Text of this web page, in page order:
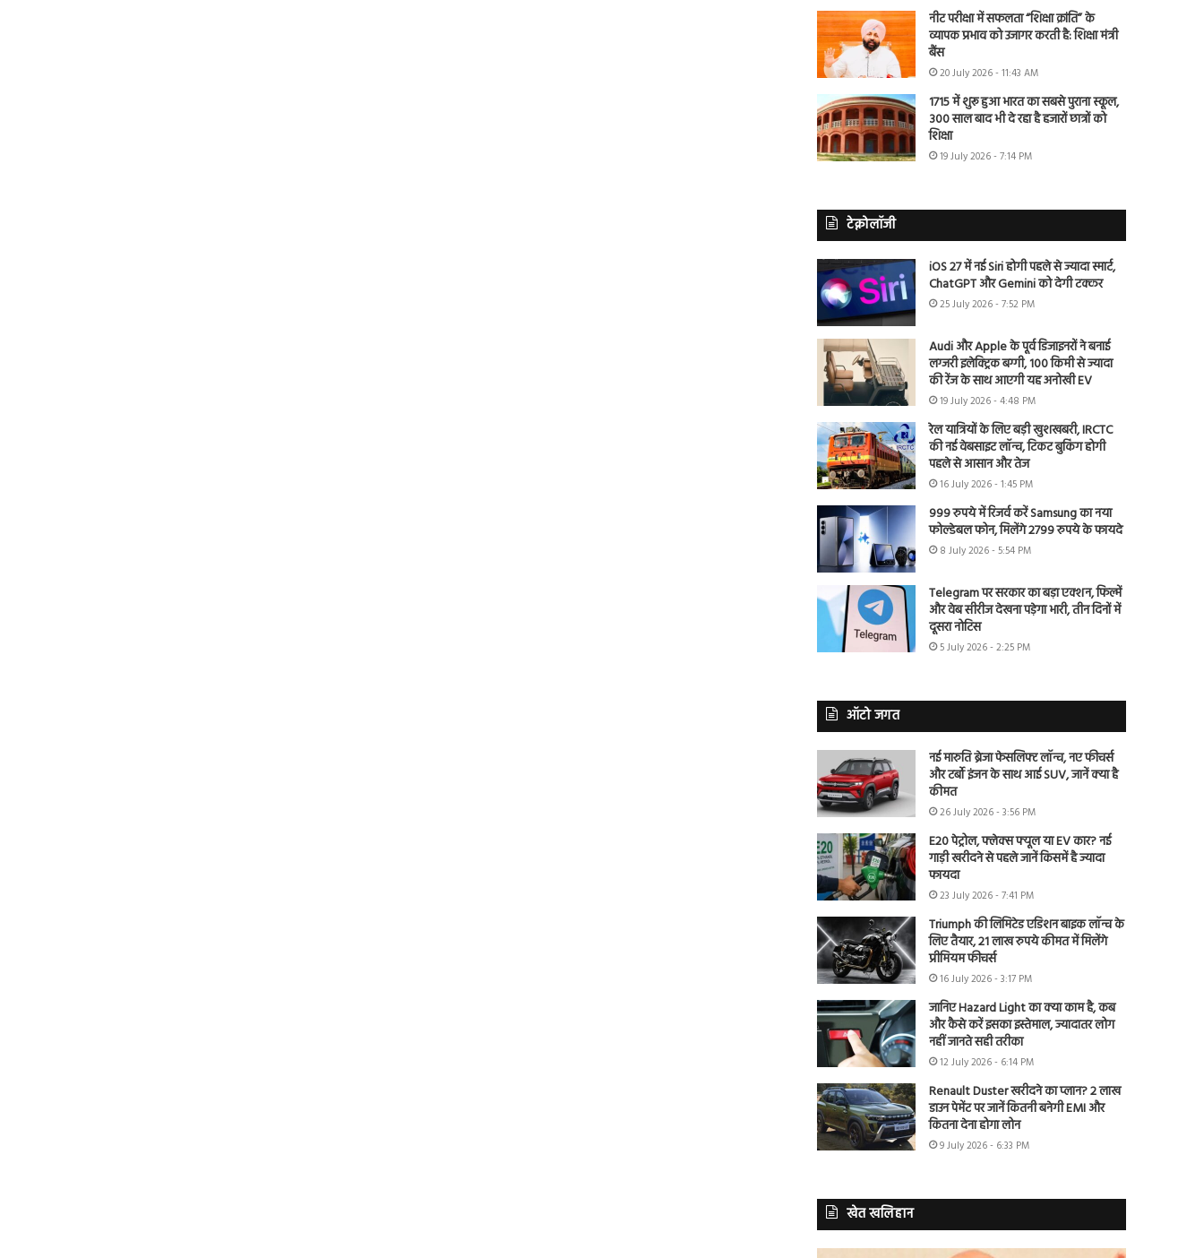
नीट परीक्षा में सफलता “शिक्षा क्रांति” के
व्यापक प्रभाव को उजागर करती है: शिक्षा मंत्री
बैंस
20 July 2026 - 11:43 AM
1715 में शुरू हुआ भारत का सबसे पुराना स्कूल,
300 साल बाद भी दे रहा है हजारों छात्रों को
शिक्षा
19 July 2026 - 7:14 PM
टेक्नोलॉजी
iOS 27 में नई Siri होगी पहले से ज्यादा स्मार्ट,
ChatGPT और Gemini को देगी टक्कर
25 July 2026 - 7:52 PM
Audi और Apple के पूर्व डिजाइनरों ने बनाई
लग्जरी इलेक्ट्रिक बग्गी, 100 किमी से ज्यादा
की रेंज के साथ आएगी यह अनोखी EV
19 July 2026 - 4:48 PM
रेल यात्रियों के लिए बड़ी खुशखबरी, IRCTC
की नई वेबसाइट लॉन्च, टिकट बुकिंग होगी
पहले से आसान और तेज
16 July 2026 - 1:45 PM
999 रुपये में रिजर्व करें Samsung का नया
फोल्डेबल फोन, मिलेंगे 2799 रुपये के फायदे
8 July 2026 - 5:54 PM
Telegram पर सरकार का बड़ा एक्शन, फिल्में
और वेब सीरीज देखना पड़ेगा भारी, तीन दिनों में
दूसरा नोटिस
5 July 2026 - 2:25 PM
ऑटो जगत
नई मारुति ब्रेजा फेसलिफ्ट लॉन्च, नए फीचर्स
और टर्बो इंजन के साथ आई SUV, जानें क्या है
कीमत
26 July 2026 - 3:56 PM
E20 पेट्रोल, फ्लेक्स फ्यूल या EV कार? नई
गाड़ी खरीदने से पहले जानें किसमें है ज्यादा
फायदा
23 July 2026 - 7:41 PM
Triumph की लिमिटेड एडिशन बाइक लॉन्च के
लिए तैयार, 21 लाख रुपये कीमत में मिलेंगे
प्रीमियम फीचर्स
16 July 2026 - 3:17 PM
जानिए Hazard Light का क्या काम है, कब
और कैसे करें इसका इस्तेमाल, ज्यादातर लोग
नहीं जानते सही तरीका
12 July 2026 - 6:14 PM
Renault Duster खरीदने का प्लान? 2 लाख
डाउन पेमेंट पर जानें कितनी बनेगी EMI और
कितना देना होगा लोन
9 July 2026 - 6:33 PM
खेत खलिहान